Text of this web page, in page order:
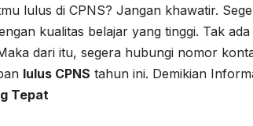
lulus di CPNS? Jangan khawatir.
kualitas belajar yang tinggi. Tak ada
dari itu, segera hubungi nomor
lulus CPNS tahun ini. Demikian
Tepat